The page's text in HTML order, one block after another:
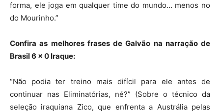
forma, ele joga em qualquer time do mundo… menos no
do Mourinho.”
Confira as melhores frases de Galvão na narração de
Brasil 6 x 0 Iraque:
“Não podia ter treino mais difícil para ele antes de
continuar nas Eliminatórias, né?” (Sobre o técnico da
seleção iraquiana Zico, que enfrenta a Austrália pelas